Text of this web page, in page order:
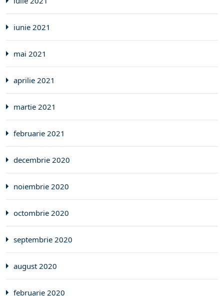
iunie 2021
mai 2021
aprilie 2021
martie 2021
februarie 2021
decembrie 2020
noiembrie 2020
octombrie 2020
septembrie 2020
august 2020
februarie 2020